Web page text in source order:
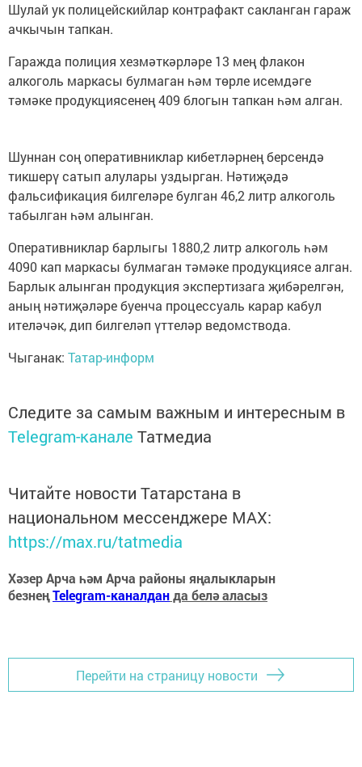
Шулай ук полицейскийлар контрафакт сакланган гараж
ачкычын тапкан.
Гаражда полиция хезмәткәрләре 13 мең флакон
алкоголь маркасы булмаган һәм төрле исемдәге
тәмәке продукциясенең 409 блогын тапкан һәм алган.
Шуннан соң оперативниклар кибетләрнең берсендә
тикшерү сатып алулары уздырган. Нәтиҗәдә
фальсификация билгеләре булган 46,2 литр алкоголь
табылган һәм алынган.
Оперативниклар барлыгы 1880,2 литр алкоголь һәм
4090 кап маркасы булмаган тәмәке продукциясе алган.
Барлык алынган продукция экспертизага җибәрелгән,
аның нәтиҗәләре буенча процессуаль карар кабул
ителәчәк, дип билгеләп үттеләр ведомствода.
Чыганак: Татар-информ
Следите за самым важным и интересным в
Telegram-канале Татмедиа
Читайте новости Татарстана в
национальном мессенджере MАХ:
https://max.ru/tatmedia
Хәзер Арча һәм Арча районы яңалыкларын
безнеңTelegram-каналданда белә аласыз
Перейти на страницу новости